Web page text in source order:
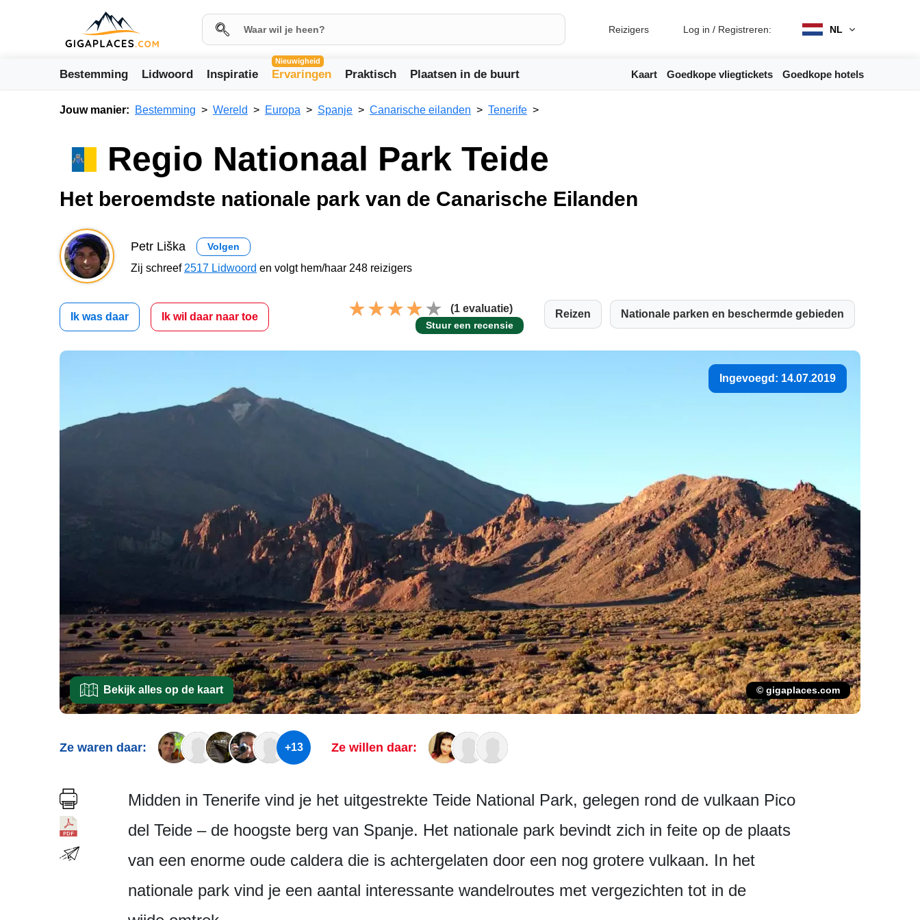
Reizigers Log in / Registreren: NL
Bestemming Lidwoord Inspiratie
Nieuwigheid
Ervaringen Praktisch Plaatsen in de buurt Kaart Goedkope vliegtickets Goedkope hotels
Jouw manier: Bestemming Wereld Europa Spanje Canarische eilanden Tenerife
Regio Nationaal Park Teide
Het beroemdste nationale park van de Canarische Eilanden
Petr Liška Volgen
Zij schreef 2517 Lidwoord en volgt hem/haar 248 reizigers
Ik was daar Ik wil daar naar toe
(1 evaluatie)
Stuur een recensie
Reizen Nationale parken en beschermde gebieden
Ingevoegd: 14.07.2019
Bekijk alles op de kaart © gigaplaces.com
Ze waren daar: +13 Ze willen daar:
Midden in Tenerife vind je het uitgestrekte Teide National Park, gelegen rond de vulkaan Pico
del Teide – de hoogste berg van Spanje. Het nationale park bevindt zich in feite op de plaats
van een enorme oude caldera die is achtergelaten door een nog grotere vulkaan. In het
nationale park vind je een aantal interessante wandelroutes met vergezichten tot in de